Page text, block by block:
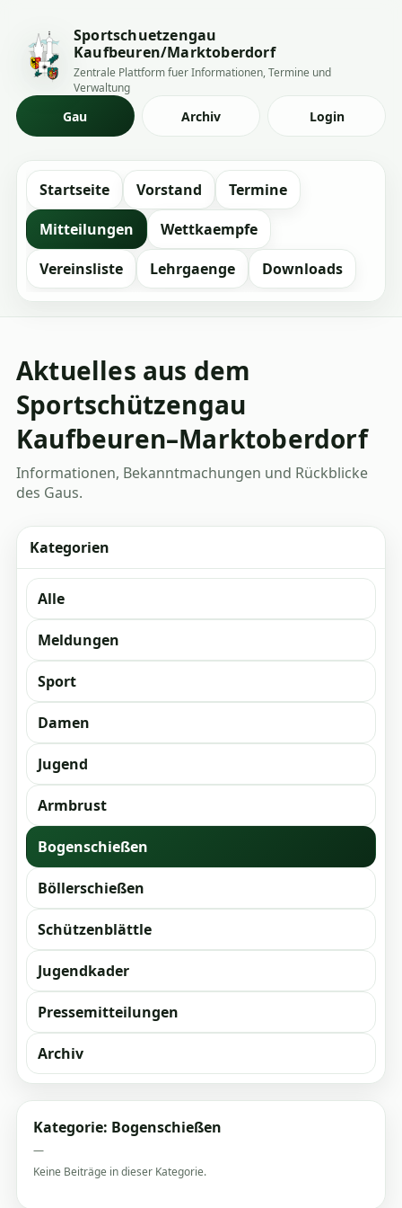
Sportschuetzengau
Kaufbeuren/Marktoberdorf
Zentrale Plattform fuer Informationen, Termine und
Verwaltung
Gau Archiv Login
Startseite Vorstand
Termine
Mitteilungen
Wettkaempfe
Vereinsliste
Lehrgaenge Downloads
Aktuelles aus dem
Sportschützengau
Kaufbeuren–Marktoberdorf
Informationen, Bekanntmachungen und Rückblicke
des Gaus.
Kategorien
Alle
Meldungen
Sport
Damen
Jugend
Armbrust
Bogenschießen
Böllerschießen
Schützenblättle
Jugendkader
Pressemitteilungen
Archiv
Kategorie: Bogenschießen
—
Keine Beiträge in dieser Kategorie.